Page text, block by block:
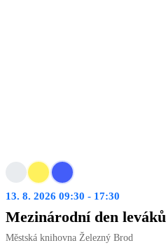
13. 8. 2026 09:30 - 17:30
Mezinárodní den leváků
Městská knihovna Železný Brod